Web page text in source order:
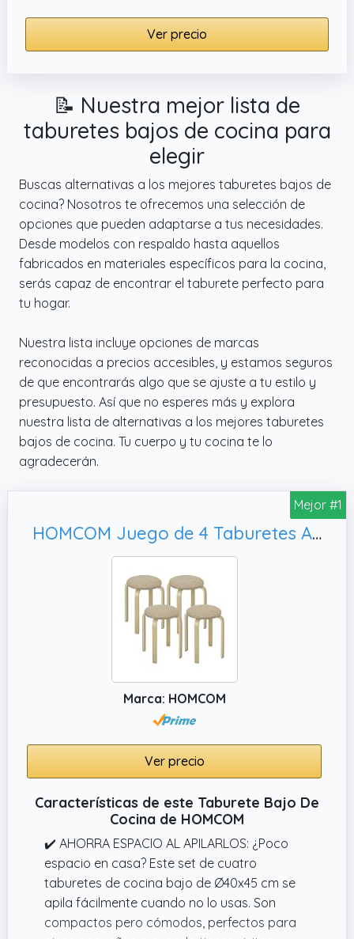
Ver precio
📝 Nuestra mejor lista de
taburetes bajos de cocina para
elegir
Buscas alternativas a los mejores taburetes bajos de
cocina? Nosotros te ofrecemos una selección de
opciones que pueden adaptarse a tus necesidades.
Desde modelos con respaldo hasta aquellos
fabricados en materiales específicos para la cocina,
serás capaz de encontrar el taburete perfecto para
tu hogar.
Nuestra lista incluye opciones de marcas
reconocidas a precios accesibles, y estamos seguros
de que encontrarás algo que se ajuste a tu estilo y
presupuesto. Así que no esperes más y explora
nuestra lista de alternativas a los mejores taburetes
bajos de cocina. Tu cuerpo y tu cocina te lo
agradecerán.
Mejor #1
HOMCOM Juego de 4 Taburetes Apilables Redondos Taburetes Bajo de Cocina de Madera con Asiento Acolchado para Comedor Dormitorio Oficina Salón Caqui y Natural
Marca: HOMCOM
Ver precio
Características de este Taburete Bajo De
Cocina de HOMCOM
✔️ AHORRA ESPACIO AL APILARLOS: ¿Poco
espacio en casa? Este set de cuatro
taburetes de cocina bajo de Ø40x45 cm se
apila fácilmente cuando no lo usas. Son
compactos pero cómodos, perfectos para